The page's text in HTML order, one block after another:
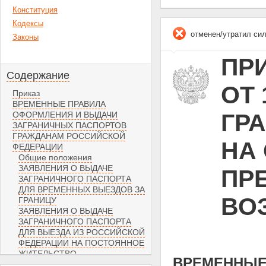
Конституция
Кодексы
Законы
Содержание
Приказ
ВРЕМЕННЫЕ ПРАВИЛА
ОФОРМЛЕНИЯ И ВЫДАЧИ
ЗАГРАНИЧНЫХ ПАСПОРТОВ
ГРАЖДАНАМ РОССИЙСКОЙ
ФЕДЕРАЦИИ
Общие положения
ЗАЯВЛЕНИЯ О ВЫДАЧЕ
ЗАГРАНИЧНОГО ПАСПОРТА
ДЛЯ ВРЕМЕННЫХ ВЫЕЗДОВ ЗА
ГРАНИЦУ
ЗАЯВЛЕНИЯ О ВЫДАЧЕ
ЗАГРАНИЧНОГО ПАСПОРТА
ДЛЯ ВЫЕЗДА ИЗ РОССИЙСКОЙ
ФЕДЕРАЦИИ НА ПОСТОЯННОЕ
ЖИТЕЛЬСТВО
отменен/утратил
ОТ
НА